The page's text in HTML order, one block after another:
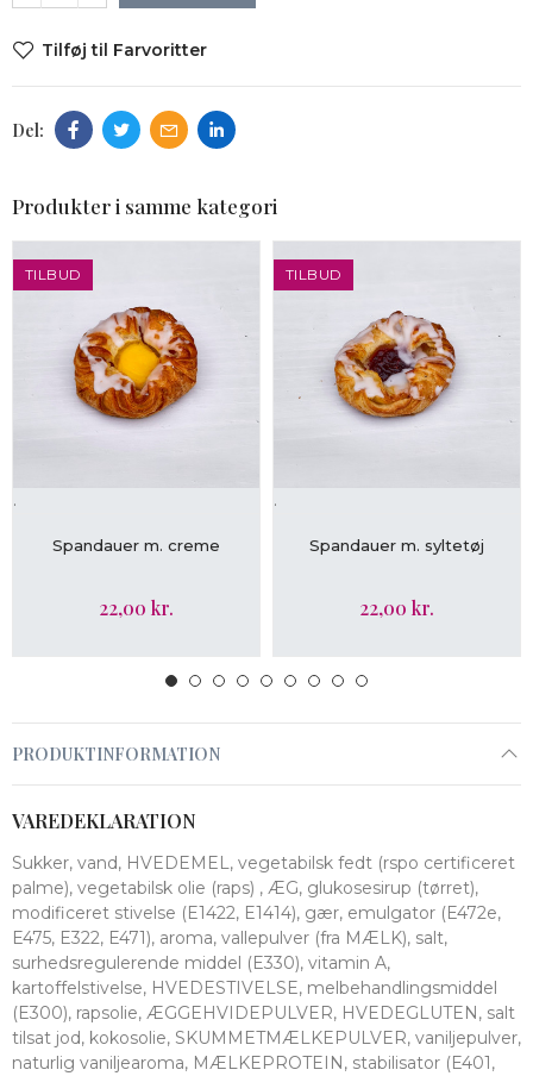
Tilføj til Farvoritter
Produkter i samme kategori
TILBUD
.
Spandauer m. creme
22,00 kr.
TILBUD
LÆG I KURV
.
Spandauer m. syltetøj
22,00 kr.
PRODUKTINFORMATION
VAREDEKLARATION
Sukker, vand, HVEDEMEL, vegetabilsk fedt (rspo certificeret
palme), vegetabilsk olie (raps) , ÆG, glukosesirup (tørret),
modificeret stivelse (E1422, E1414), gær, emulgator (E472e,
E475, E322, E471), aroma, vallepulver (fra MÆLK), salt,
surhedsregulerende middel (E330), vitamin A,
kartoffelstivelse, HVEDESTIVELSE, melbehandlingsmiddel
(E300), rapsolie, ÆGGEHVIDEPULVER, HVEDEGLUTEN, salt
tilsat jod, kokosolie, SKUMMETMÆLKEPULVER, vaniljepulver,
naturlig vaniljearoma, MÆLKEPROTEIN, stabilisator (E401,